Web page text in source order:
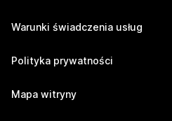
Warunki świadczenia usług
Polityka prywatności
Mapa witryny